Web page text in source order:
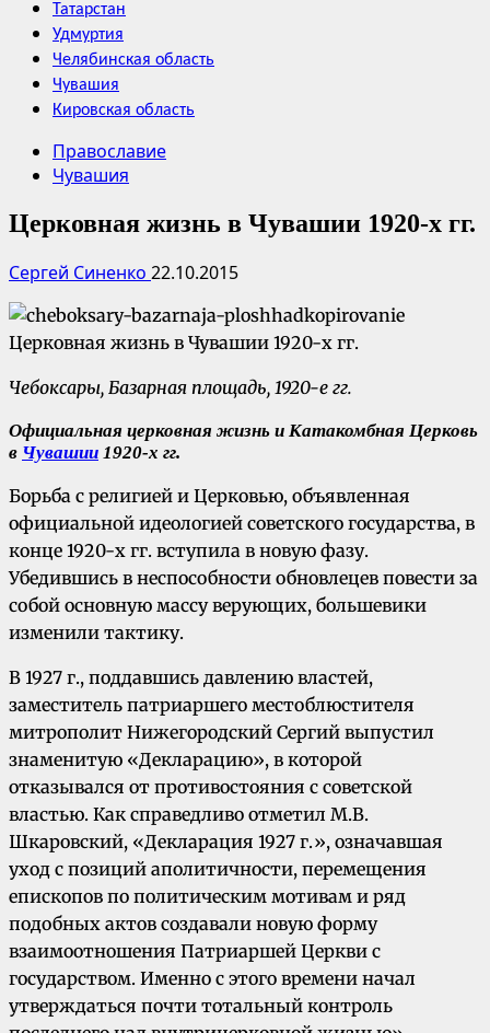
Татарстан
Удмуртия
Челябинская область
Чувашия
Кировская область
Православие
Чувашия
Церковная жизнь в Чувашии 1920-х гг.
Сергей Синенко 22.10.2015
Чебоксары, Базарная площадь, 1920-е гг.
Официальная церковная жизнь и Катакомбная Церковь
в Чувашии 1920-х гг.
Борьба с религией и Церковью, объявленная
официальной идеологией советского государства, в
конце 1920-х гг. вступила в новую фазу.
Убедившись в неспособности обновлецев повести за
собой основную массу верующих, большевики
изменили тактику.
В 1927 г., поддавшись давлению властей,
заместитель патриаршего местоблюстителя
митрополит Нижегородский Сергий выпустил
знаменитую «Декларацию», в которой
отказывался от противостояния с советской
властью. Как справедливо отметил М.В.
Шкаровский, «Декларация 1927 г.», означавшая
уход с позиций аполитичности, перемещения
епископов по политическим мотивам и ряд
подобных актов создавали новую форму
взаимоотношения Патриаршей Церкви с
государством. Именно с этого времени начал
утверждаться почти тотальный контроль